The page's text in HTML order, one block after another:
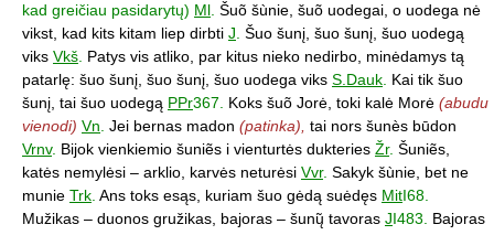
kad greičiau pasidarytų) Ml. Šuõ šùnie, šuõ uodegai, o uodega nė
vikst, kad kits kitam liep dirbti J. Šuo šunį, šuo šunį, šuo uodegą
viks Vkš. Patys vis atliko, par kitus nieko nedirbo, minėdamys tą
patarlę: šuo šunį, šuo šunį, šuo uodega viks S.Dauk. Kai tik šuo
šunį, tai šuo uodegą PPr367. Koks šuõ Jorė, toki kalė Morė (abudu
vienodi) Vn. Jei bernas madon (patinka), tai nors šunès būdon
Vrnv. Bijok vienkiemio šuniẽs i vienturtės dukteries Žr. Šuniẽs,
katės nemylėsi – arklio, karvės neturėsi Vvr. Sakyk šùnie, bet ne
munie Trk. Ans toks esąs, kuriam šuo gėdą suėdęs MitI68.
Mužikas – duonos gružikas, bajoras – šunų̃ tavoras JI483. Bajoras